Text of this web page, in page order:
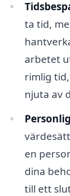
ta tid,
arbetet
rimlig
njuta av
en
dina
till ett